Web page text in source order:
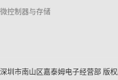
微控制器与存储
深圳市南山区嘉泰姆电子经营部 版